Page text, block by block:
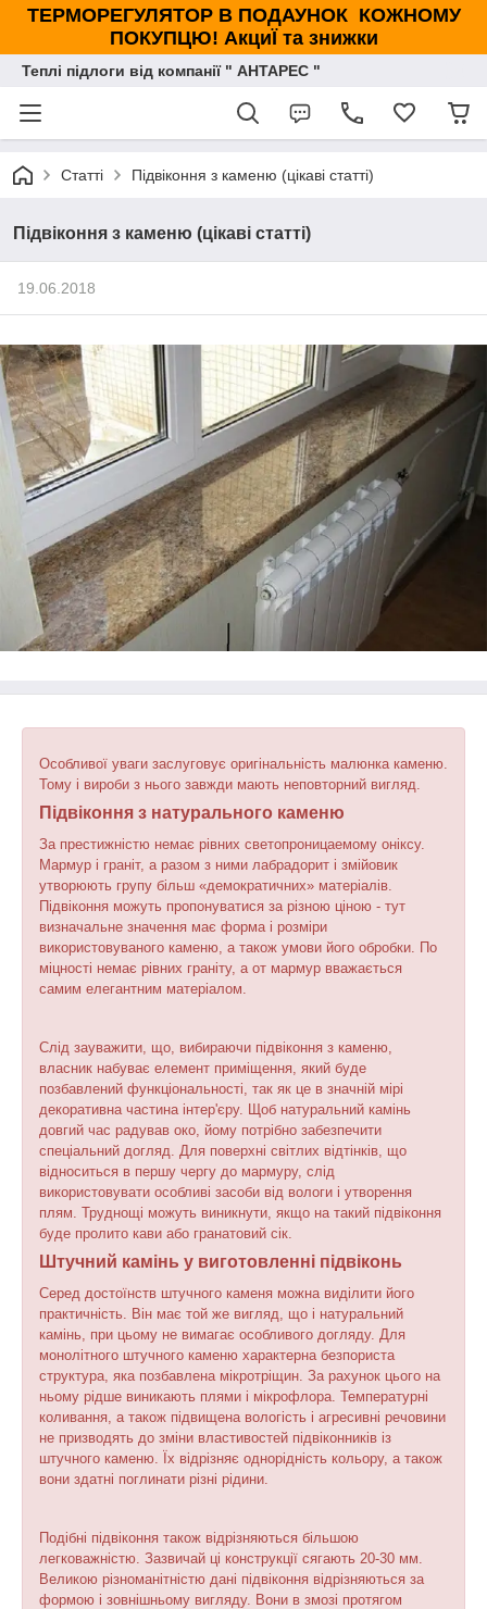
ТЕРМОРЕГУЛЯТОР В ПОДАУНОК КОЖНОМУ
ПОКУПЦЮ! АкциЇ та знижки
Теплі підлоги від компанії " АНТАРЕС "
Статті Підвіконня з каменю (цікаві статті)
Підвіконня з каменю (цікаві статті)
19.06.2018
Особливої уваги заслуговує оригінальність малюнка каменю.
Тому і вироби з нього завжди мають неповторний вигляд.
Підвіконня з натурального каменю
За престижністю немає рівних светопроницаемому оніксу.
Мармур і граніт, а разом з ними лабрадорит і змійовик
утворюють групу більш «демократичних» матеріалів.
Підвіконня можуть пропонуватися за різною ціною - тут
визначальне значення має форма і розміри
використовуваного каменю, а також умови його обробки. По
міцності немає рівних граніту, а от мармур вважається
самим елегантним матеріалом.
Слід зауважити, що, вибираючи підвіконня з каменю,
власник набуває елемент приміщення, який буде
позбавлений функціональності, так як це в значній мірі
декоративна частина інтер'єру. Щоб натуральний камінь
довгий час радував око, йому потрібно забезпечити
спеціальний догляд. Для поверхні світлих відтінків, що
відноситься в першу чергу до мармуру, слід
використовувати особливі засоби від вологи і утворення
плям. Труднощі можуть виникнути, якщо на такий підвіконня
буде пролито кави або гранатовий сік.
Штучний камінь у виготовленні підвіконь
Серед достоїнств штучного каменя можна виділити його
практичність. Він має той же вигляд, що і натуральний
камінь, при цьому не вимагає особливого догляду. Для
монолітного штучного каменю характерна безпориста
структура, яка позбавлена мікротріщин. За рахунок цього на
ньому рідше виникають плями і мікрофлора. Температурні
коливання, а також підвищена вологість і агресивні речовини
не призводять до зміни властивостей підвіконників із
штучного каменю. Їх відрізняє однорідність кольору, а також
вони здатні поглинати різні рідини.
Подібні підвіконня також відрізняються більшою
легковажністю. Зазвичай ці конструкції сягають 20-30 мм.
Великою різноманітністю дані підвіконня відрізняються за
формою і зовнішньому вигляду. Вони в змозі протягом